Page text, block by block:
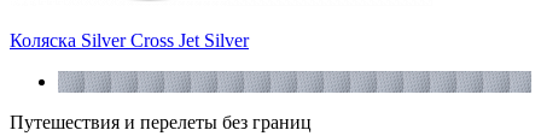
Коляска Silver Cross Jet Silver
Путешествия и перелеты без границ